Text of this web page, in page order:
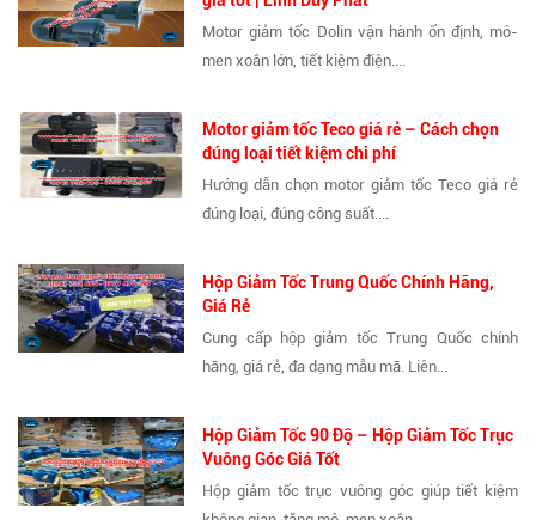
Motor giảm tốc Dolin vận hành ổn định, mô-
men xoắn lớn, tiết kiệm điện....
Motor giảm tốc Teco giá rẻ – Cách chọn
đúng loại tiết kiệm chi phí
Hướng dẫn chọn motor giảm tốc Teco giá rẻ
đúng loại, đúng công suất....
Hộp Giảm Tốc Trung Quốc Chính Hãng,
Giá Rẻ
Cung cấp hộp giảm tốc Trung Quốc chính
hãng, giá rẻ, đa dạng mẫu mã. Liên...
Hộp Giảm Tốc 90 Độ – Hộp Giảm Tốc Trục
Vuông Góc Giá Tốt
Hộp giảm tốc trục vuông góc giúp tiết kiệm